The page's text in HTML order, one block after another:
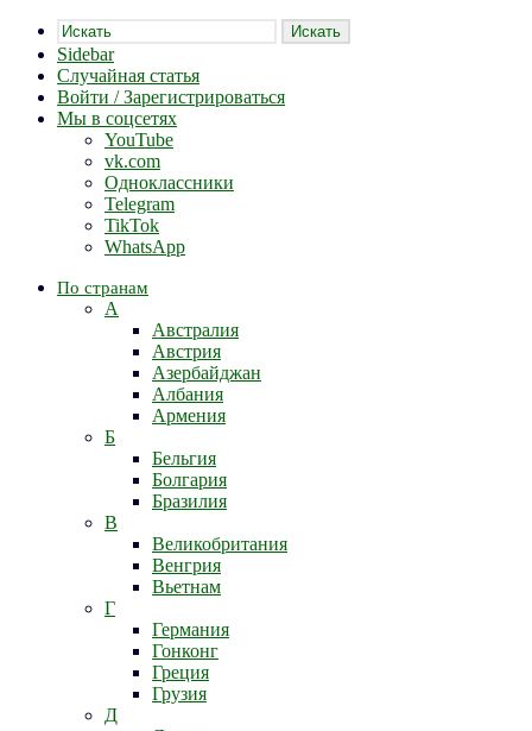
Искать
Sidebar
Случайная статья
Войти / Зарегистрироваться
Мы в соцсетях
YouTube
vk.com
Одноклассники
Telegram
TikTok
WhatsApp
По странам
А
Австралия
Австрия
Азербайджан
Албания
Армения
Б
Бельгия
Болгария
Бразилия
В
Великобритания
Венгрия
Вьетнам
Г
Германия
Гонконг
Греция
Грузия
Д